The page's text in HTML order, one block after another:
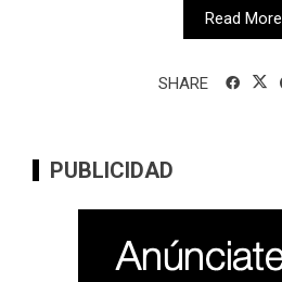
Read More
SHARE
PUBLICIDAD